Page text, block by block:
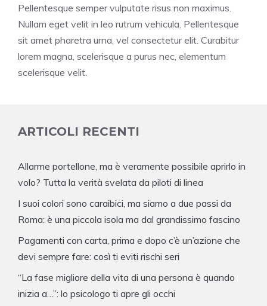
Pellentesque semper vulputate risus non maximus.
Nullam eget velit in leo rutrum vehicula. Pellentesque
sit amet pharetra urna, vel consectetur elit. Curabitur
lorem magna, scelerisque a purus nec, elementum
scelerisque velit.
ARTICOLI RECENTI
Allarme portellone, ma è veramente possibile aprirlo in
volo? Tutta la verità svelata da piloti di linea
I suoi colori sono caraibici, ma siamo a due passi da
Roma: è una piccola isola ma dal grandissimo fascino
Pagamenti con carta, prima e dopo c’è un’azione che
devi sempre fare: così ti eviti rischi seri
“La fase migliore della vita di una persona è quando
inizia a…”: lo psicologo ti apre gli occhi